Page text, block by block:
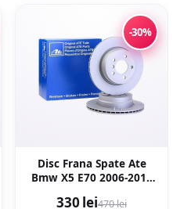
-30%
Disc Frana Spate Ate
Bmw X5 E70 2006-2013
330 lei470 lei